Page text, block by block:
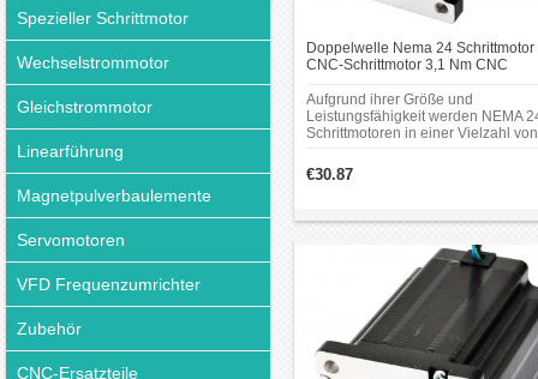
Spezieller Schrittmotor
Wechselstrommotor
Gleichstrommotor
Linearführung
Magnetpulverbaulemente
Servomotoren
VFD Frequenzumrichter
Zubehör
CNC-Ersatzteile
Doppelwelle Nema 24 Schrittmotor
CNC-Schrittmotor 3,1 Nm CNC
Aufgrund ihrer Größe und
Leistungsfähigkeit werden NEMA
Schrittmotoren in einer Vielzahl von
einschließlich CNC-maschinen,
drucker, verpackungsmaschinen,
€30.87